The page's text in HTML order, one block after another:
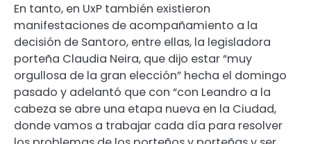
En tanto, en UxP también existieron
manifestaciones de acompañamiento a la
decisión de Santoro, entre ellas, la legisladora
porteña Claudia Neira, que dijo estar “muy
orgullosa de la gran elección” hecha el domingo
pasado y adelantó que con “con Leandro a la
cabeza se abre una etapa nueva en la Ciudad,
donde vamos a trabajar cada día para resolver